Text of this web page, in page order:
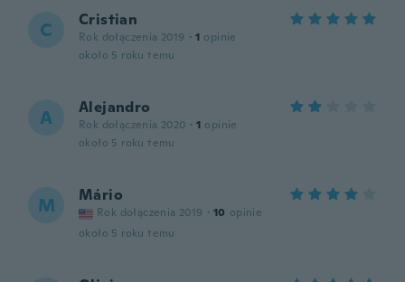
C Cristian
Rok dołączenia 2019 · 1 opinie
około 5 roku temu
A Alejandro
Rok dołączenia 2020 · 1 opinie
około 5 roku temu
M Mário
Rok dołączenia 2019 · 10 opinie
około 5 roku temu